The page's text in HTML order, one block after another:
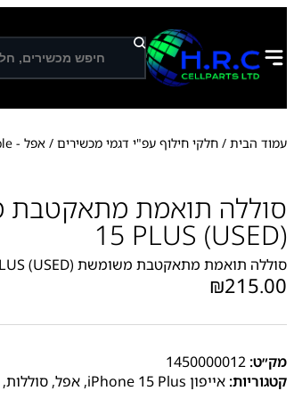
ח
י
פ
עמוד הבית / חלקי חילוף עפ"י דגמי מכשירים / אפל - Apple
15 PLUS (USED)
סוללה תואמת מתאקטבת משומשת IPHONE 15 PLUS (USED)
₪215.00
מק״ט: 1450000012
קטגוריות: אייפון iPhone 15 Plus , אפל, סוללות,